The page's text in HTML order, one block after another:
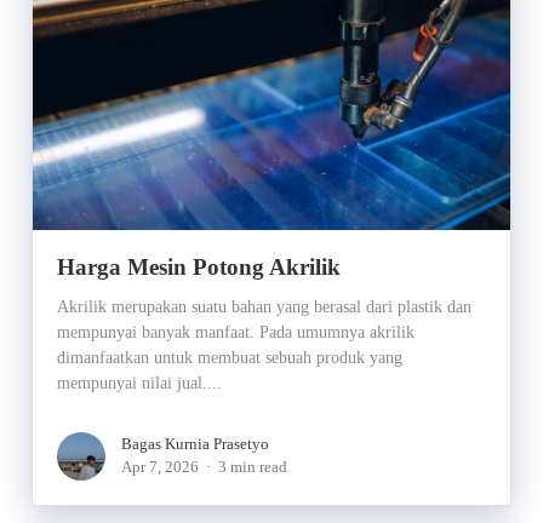
Harga Mesin Potong Akrilik
Akrilik merupakan suatu bahan yang berasal dari plastik dan
mempunyai banyak manfaat. Pada umumnya akrilik
dimanfaatkan untuk membuat sebuah produk yang
mempunyai nilai jual....
Bagas Kurnia Prasetyo
Apr 7, 2026
3 min read